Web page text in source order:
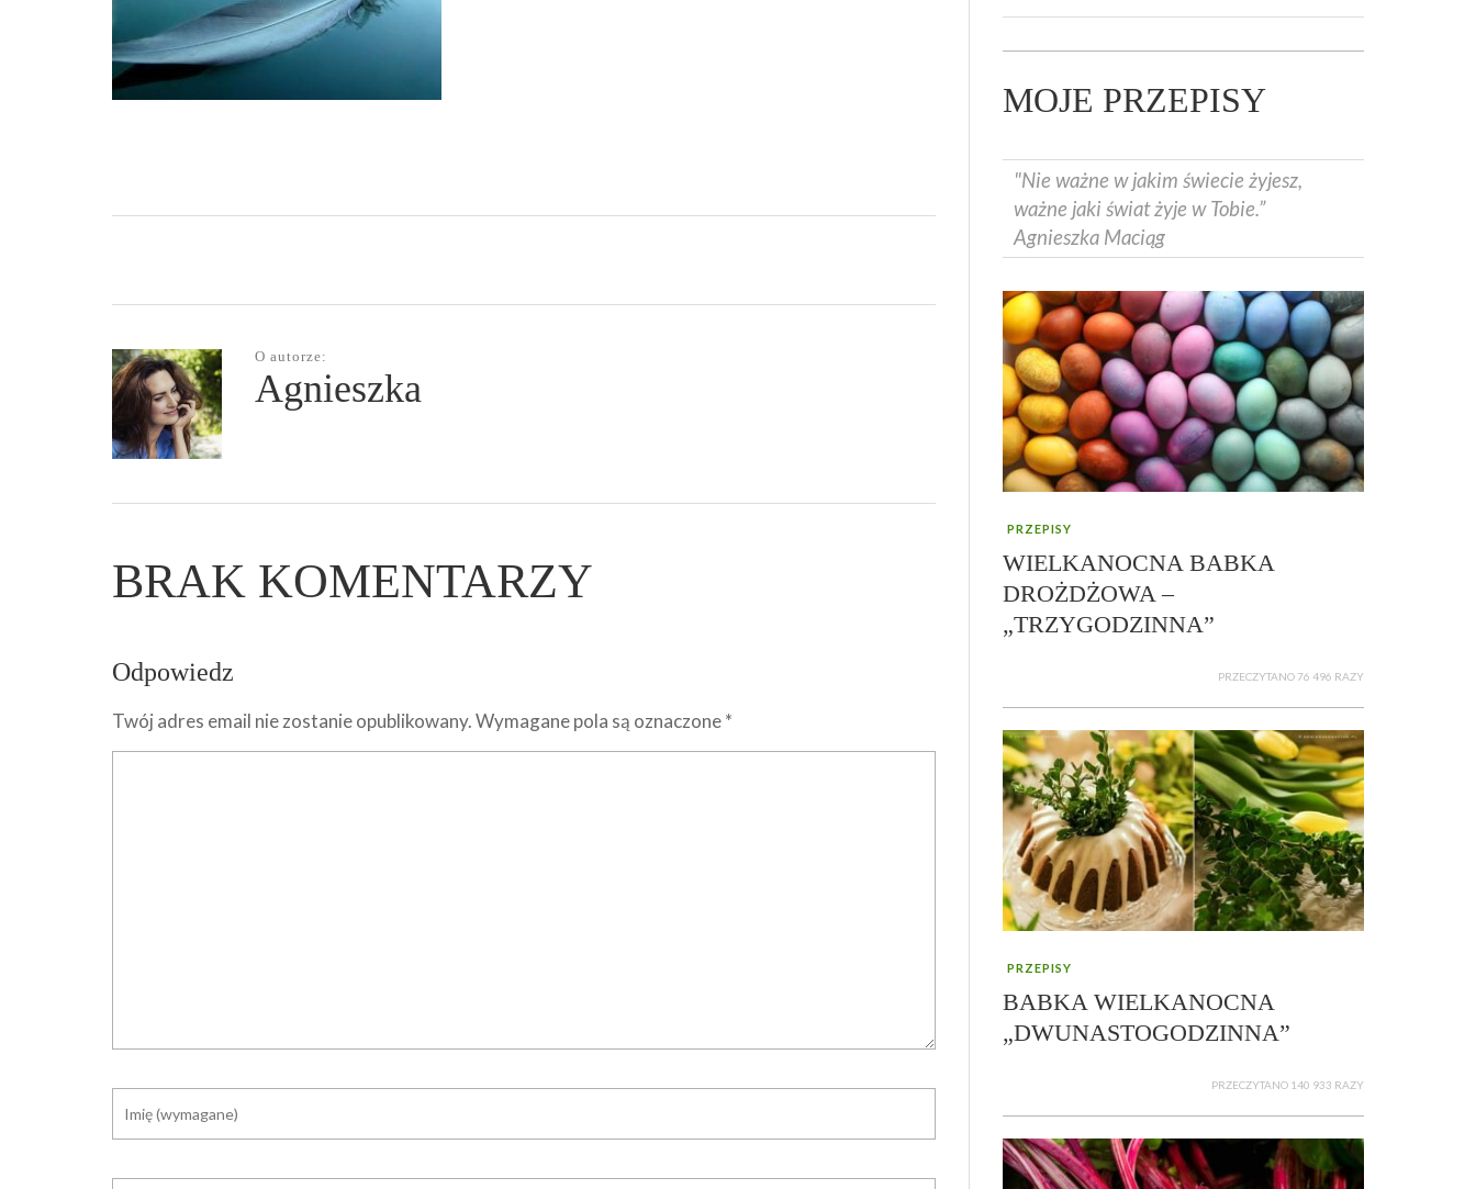
O autorze:
Agnieszka
BRAK KOMENTARZY
Odpowiedz
Twój adres email nie zostanie opublikowany.Wymagane pola są oznaczone*
MOJE PRZEPISY
"Nie ważne w jakim świecie żyjesz,
ważne jaki świat żyje w Tobie.”
Agnieszka Maciąg
PRZEPISY
WIELKANOCNA BABKA
DROŻDŻOWA –
„TRZYGODZINNA”
PRZECZYTANO 76 496 RAZY
PRZEPISY
BABKA WIELKANOCNA
„DWUNASTOGODZINNA”
PRZECZYTANO 140 933 RAZY